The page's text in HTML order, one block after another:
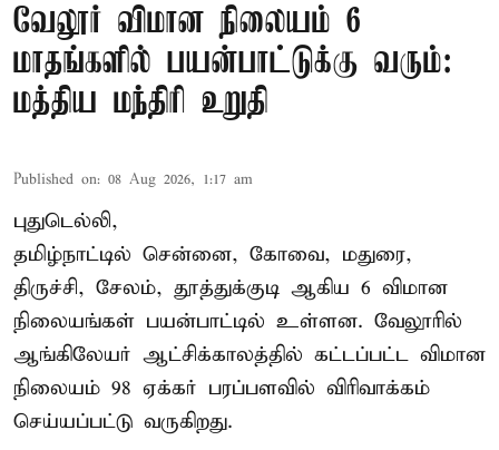
வேலூர் விமான நிலையம் 6
மாதங்களில் பயன்பாட்டுக்கு வரும்:
மத்திய மந்திரி உறுதி
Published on: 08 Aug 2026, 1:17 am
புதுடெல்லி,
தமிழ்நாட்டில் சென்னை, கோவை, மதுரை,
திருச்சி, சேலம், தூத்துக்குடி ஆகிய 6 விமான
நிலையங்கள் பயன்பாட்டில் உள்ளன. வேலூரில்
ஆங்கிலேயர் ஆட்சிக்காலத்தில் கட்டப்பட்ட விமான
நிலையம் 98 ஏக்கர் பரப்பளவில் விரிவாக்கம்
செய்யப்பட்டு வருகிறது.